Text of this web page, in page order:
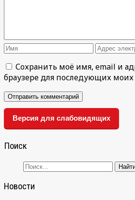
Сохранить моё имя, email и
браузере для последующих
Версия для слабовидящих
Поиск
Новости